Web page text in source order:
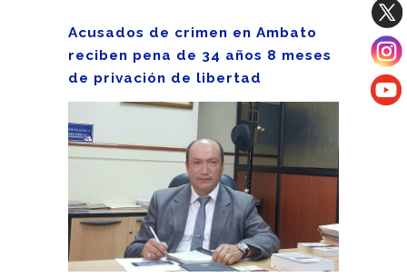
Acusados de crimen en Ambato
reciben pena de 34 años 8 meses
de privación de libertad